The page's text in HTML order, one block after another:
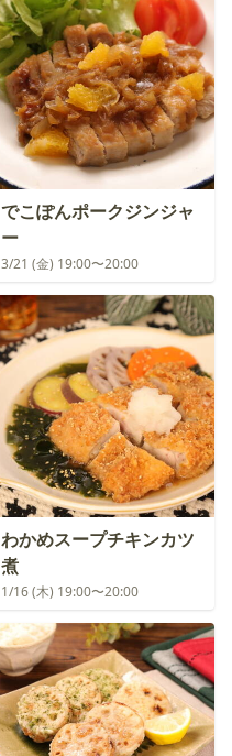
でこぽんポークジンジャ
ー
3/21 (金) 19:00〜20:00
わかめスープチキンカツ
煮
1/16 (木) 19:00〜20:00